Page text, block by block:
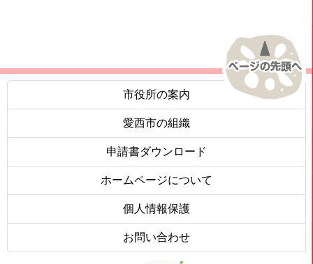
市役所の案内
愛西市の組織
申請書ダウンロード
ホームページについて
個人情報保護
お問い合わせ